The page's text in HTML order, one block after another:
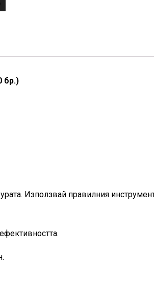
бр.)
Използвай правилния